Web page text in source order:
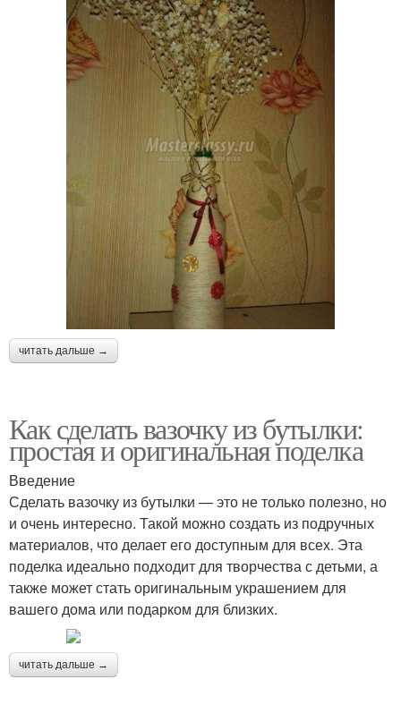
читать дальше →
Как сделать вазочку из бутылки:
простая и оригинальная поделка
Введение
Сделать вазочку из бутылки — это не только полезно, но
и очень интересно. Такой можно создать из подручных
материалов, что делает его доступным для всех. Эта
поделка идеально подходит для творчества с детьми, а
также может стать оригинальным украшением для
вашего дома или подарком для близких.
читать дальше →